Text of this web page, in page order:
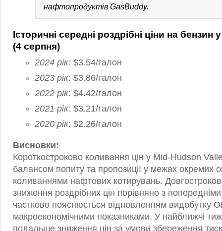
нафтопродуктів GasBuddy.
Історичні середні роздрібні ціни на
(4 серпня)
2024 рік: $3.54/галон
2023 рік: $3.86/галон
2022 рік: $4.42/галон
2021 рік: $3.21/галон
2020 рік: $2.26/галон
Висновки:
Короткостроково коливання цін у Mid-Hudson
балансом попиту та пропозиції у межах окремих
коливаннями нафтових котирувань.
зниження роздрібних цін порівняно з
частково пояснюється відновленням видобутку
макроекономічними показниками. У найближчі
подальше зниження цін за умови збереження